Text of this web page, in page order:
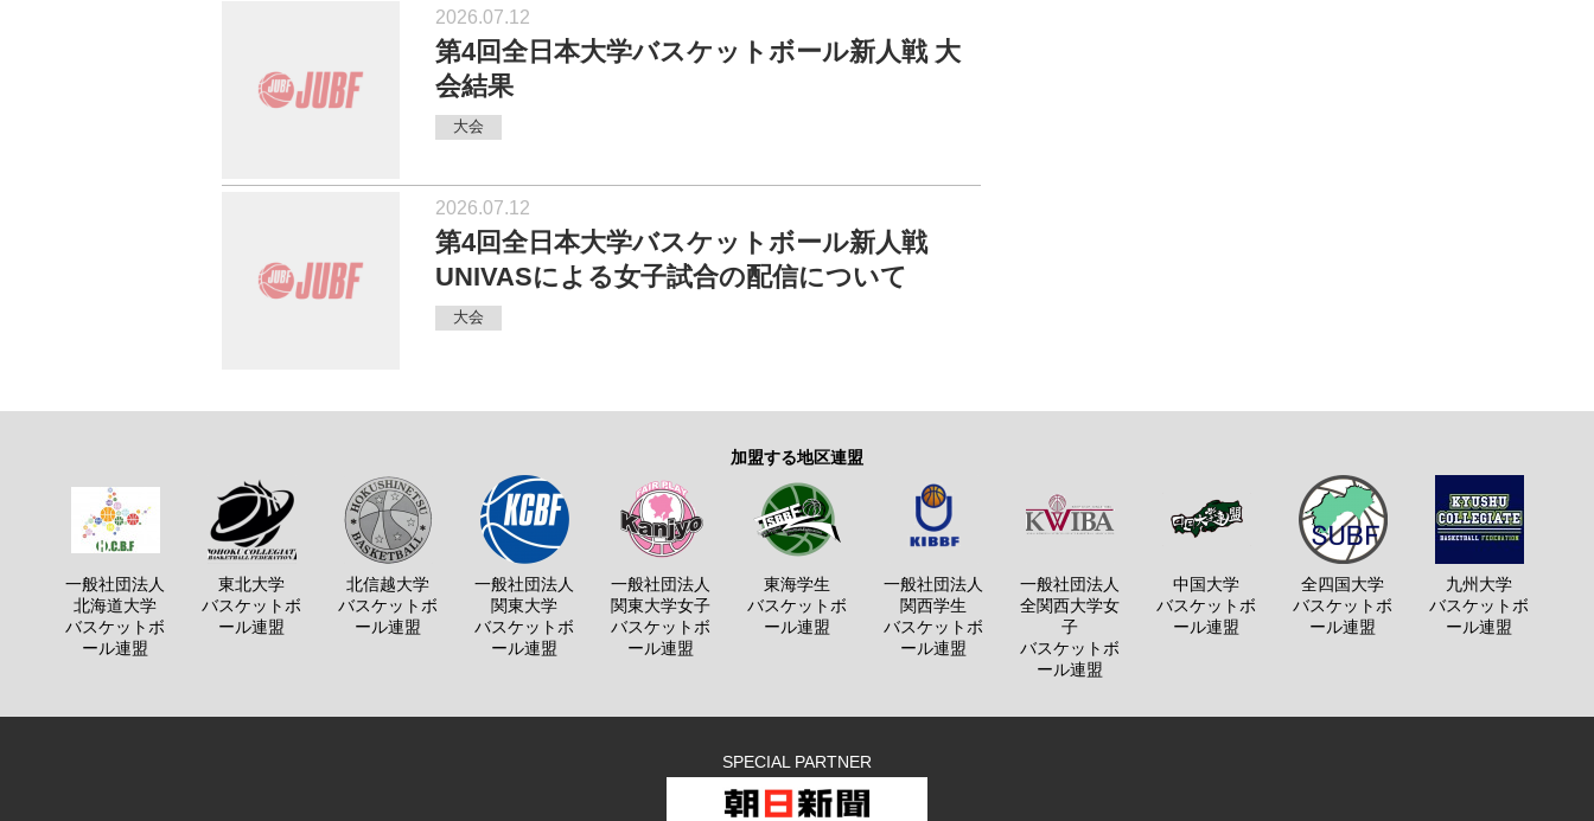
2026.07.12
第4回全日本大学バスケットボール新人戦 大
会結果
大会
2026.07.12
第4回全日本大学バスケットボール新人戦
UNIVASによる女子試合の配信について
大会
加盟する地区連盟
一般社団法人
北海道大学
バスケットボ
ール連盟
東北大学
バスケットボ
ール連盟
北信越大学
バスケットボ
ール連盟
一般社団法人
関東大学
バスケットボ
ール連盟
一般社団法人
関東大学女子
バスケットボ
ール連盟
東海学生
バスケットボ
ール連盟
一般社団法人
関西学生
バスケットボ
ール連盟
一般社団法人
全関西大学女
子
バスケットボ
ール連盟
中国大学
バスケットボ
ール連盟
全四国大学
バスケットボ
ール連盟
九州大学
バスケットボ
ール連盟
SPECIAL PARTNER